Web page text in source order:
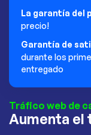
La garantía del
precio!
Garantía de
durante los
entregado
Tráfico web de
Aumenta el